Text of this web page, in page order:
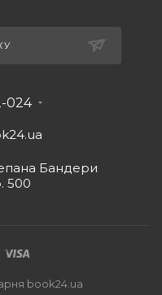
024
Бандери
500
book24.ua